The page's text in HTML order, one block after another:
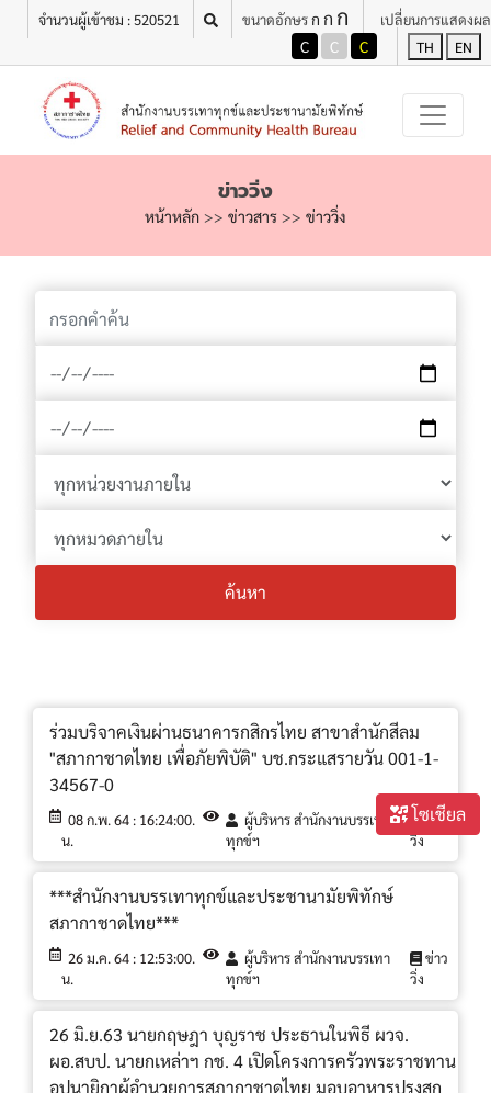
จำนวนผู้เข้าชม : 520521 ขนาดอักษรก ก ก เปลี่ยนการแสดงผล
C C C TH EN
โซเชียล
เมนู
ข่าววิ่ง
หน้าหลัก >> ข่าวสาร >> ข่าววิ่ง
ค้นหา
ร่วมบริจาคเงินผ่านธนาคารกสิกรไทย สาขาสำนักสีลม
"สภากาชาดไทย เพื่อภัยพิบัติ" บช.กระแสรายวัน 001-1-
34567-0
08 ก.พ. 64 : 16:24:00.
น.
ผู้บริหาร สำนักงานบรรเทา
ทุกข์ฯ
ข่าว
วิ่ง
***สำนักงานบรรเทาทุกข์และประชานามัยพิทักษ์
สภากาชาดไทย***
26 ม.ค. 64 : 12:53:00.
น.
ผู้บริหาร สำนักงานบรรเทา
ทุกข์ฯ
ข่าว
วิ่ง
26 มิ.ย.63 นายกฤษฎา บุญราช ประธานในพิธี ผวจ.
ผอ.สบป. นายกเหล่าฯ กช. 4 เปิดโครงการครัวพระราชทาน
อุปนายิกาผู้อำนวยการสภากาชาดไทย มอบอาหารปรุงสุก